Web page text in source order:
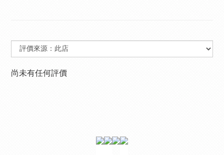
尚未有任何評價